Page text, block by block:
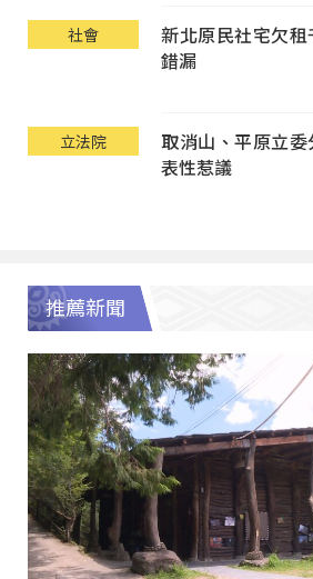
社會
新北原民社宅欠
錯漏
立法院
取消山、平原立
表性惹議
推薦新聞